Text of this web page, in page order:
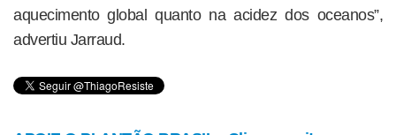
aquecimento global quanto na acidez dos oceanos”,
advertiu Jarraud.